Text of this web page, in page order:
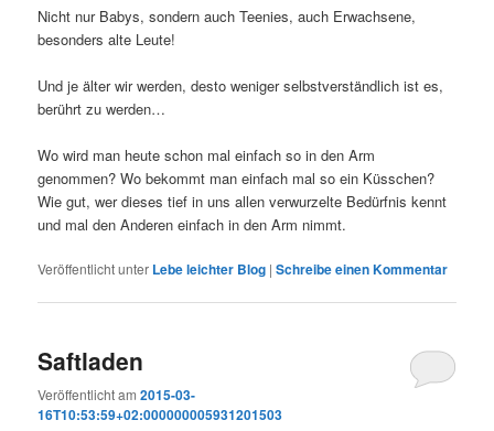
Nicht nur Babys, sondern auch Teenies, auch Erwachsene,
besonders alte Leute!
Und je älter wir werden, desto weniger selbstverständlich ist es,
berührt zu werden…
Wo wird man heute schon mal einfach so in den Arm
genommen? Wo bekommt man einfach mal so ein Küsschen?
Wie gut, wer dieses tief in uns allen verwurzelte Bedürfnis kennt
und mal den Anderen einfach in den Arm nimmt.
Veröffentlicht unter Lebe leichter Blog |Schreibe einen Kommentar
Saftladen
Veröffentlicht am2015-03-
16T10:53:59+02:000000005931201503